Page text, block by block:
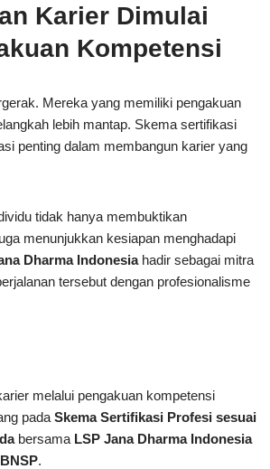
Karier Dimulai
Kompetensi
Mereka yang memiliki pengakuan
lebih mantap. Skema sertifikasi
penting dalam membangun karier yang
tidak hanya membuktikan
menunjukkan kesiapan menghadapi
Dharma Indonesiahadir sebagai mitra
tersebut dengan profesionalisme
melalui pengakuan kompetensi
pada Skema Sertifikasi Profesi sesuai
bersama LSP Jana Dharma Indonesia
.